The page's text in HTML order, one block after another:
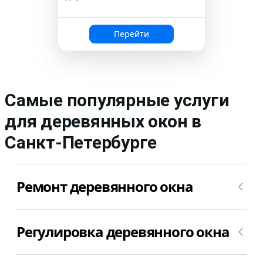
Перейти
Самые популярные услуги
для деревянных окон в
Санкт-Петербурге
Ремонт деревянного окна
обширное понятие. Что и как ремонтировать
решается в каждом конкретном случае. И,
соответственно, цена ремонта деревянного окна
Регулировка деревянного окна